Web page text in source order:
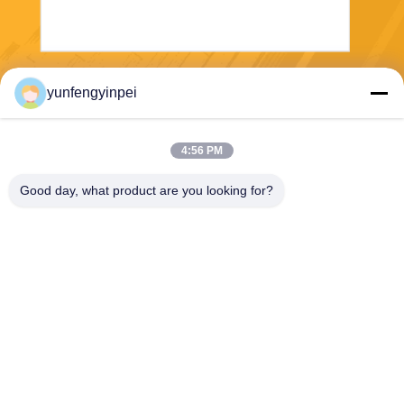
yunfengyinpei
4:56 PM
Good day, what product are you looking for?